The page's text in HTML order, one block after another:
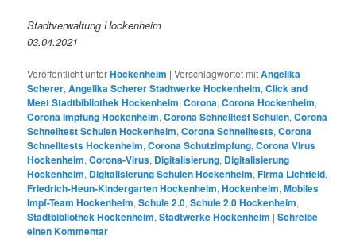
Stadtverwaltung Hockenheim
03.04.2021
Veröffentlicht unterHockenheim |Verschlagwortet mitAngelika
Scherer,Angelika Scherer Stadtwerke Hockenheim,Click and
Meet Stadtbibliothek Hockenheim,Corona,Corona Hockenheim,
Corona Impfung Hockenheim,Corona Schnelltest Schulen,Corona
Schnelltest Schulen Hockenheim,Corona Schnelltests,Corona
Schnelltests Hockenheim,Corona Schutzimpfung,Corona Virus
Hockenheim,Corona-Virus, Digitalisierung, Digitalisierung
Hockenheim, Digitalisierung Schulen Hockenheim,Firma Lichtfeld,
Friedrich-Heun-Kindergarten Hockenheim,Hockenheim,Mobiles
Impf-Team Hockenheim,Schule 2.0,Schule 2.0 Hockenheim,
Stadtbibliothek Hockenheim,Stadtwerke Hockenheim |Schreibe
einen Kommentar